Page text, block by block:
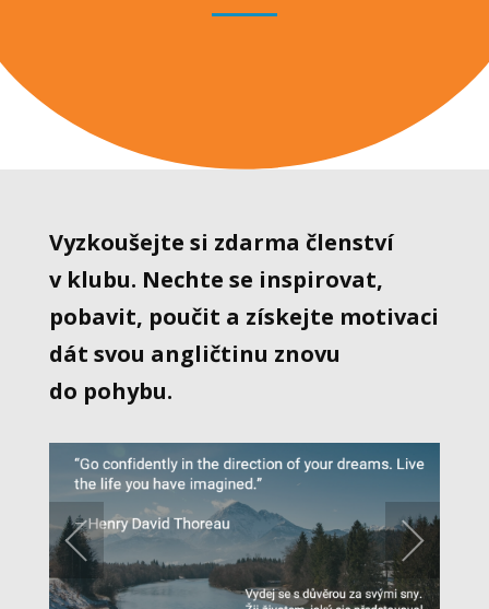
Vyzkoušejte si zdarma členství
v klubu. Nechte se inspirovat,
pobavit, poučit a získejte motivaci
dát svou angličtinu znovu
do pohybu.